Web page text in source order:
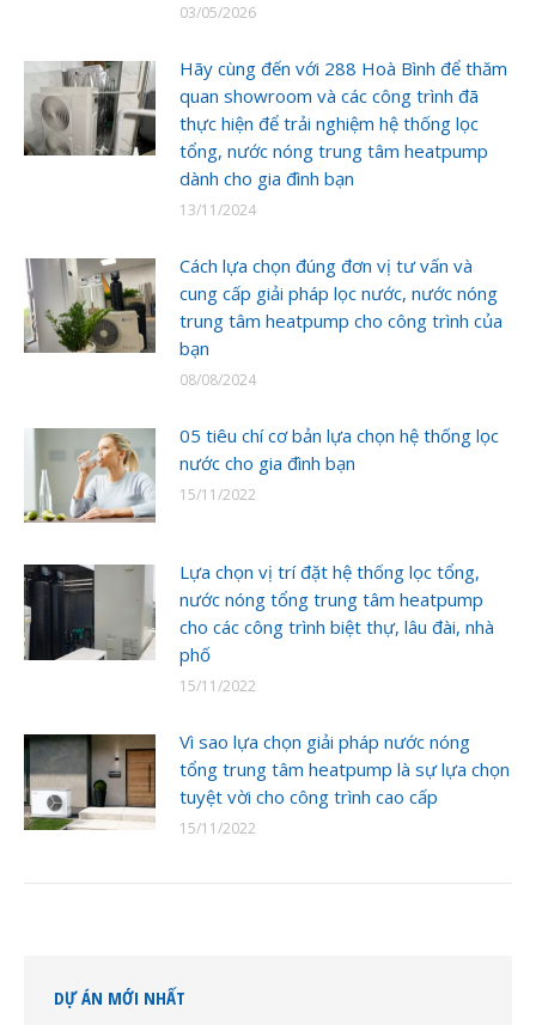
03/05/2026
Hãy cùng đến với 288 Hoà Bình để thăm
quan showroom và các công trình đã
thực hiện để trải nghiệm hệ thống lọc
tổng, nước nóng trung tâm heatpump
dành cho gia đình bạn
13/11/2024
Cách lựa chọn đúng đơn vị tư vấn và
cung cấp giải pháp lọc nước, nước nóng
trung tâm heatpump cho công trình của
bạn
08/08/2024
05 tiêu chí cơ bản lựa chọn hệ thống lọc
nước cho gia đình bạn
15/11/2022
Lựa chọn vị trí đặt hệ thống lọc tổng,
nước nóng tổng trung tâm heatpump
cho các công trình biệt thự, lâu đài, nhà
phố
15/11/2022
Vì sao lựa chọn giải pháp nước nóng
tổng trung tâm heatpump là sự lựa chọn
tuyệt vời cho công trình cao cấp
15/11/2022
DỰ ÁN MỚI NHẤT